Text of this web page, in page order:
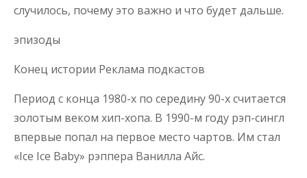
случилось, почему это важно и что будет дальше.
эпизоды
Конец истории Реклама подкастов
Период с конца 1980-х по середину 90-х считается
золотым веком хип-хопа. В 1990-м году рэп-сингл
впервые попал на первое место чартов. Им стал
«Ice Ice Baby» рэппера Ванилла Айс.